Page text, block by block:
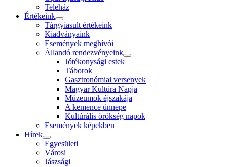
Teleház
Értékeink
Tárgyiasult értékeink
Kiadványaink
Események meghívói
Állandó rendezvényeink
Jótékonysági estek
Táborok
Gasztronómiai versenyek
Magyar Kultúra Napja
Múzeumok éjszakája
A kemence ünnepe
Kultúrális örökség napok
Események képekben
Hírek
Egyesületi
Városi
Jászsági